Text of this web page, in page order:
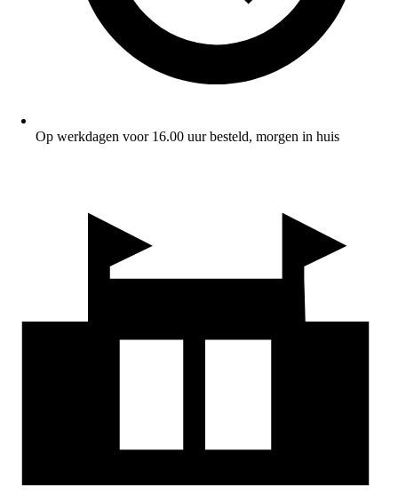
Op werkdagen voor 16.00 uur besteld, morgen in huis